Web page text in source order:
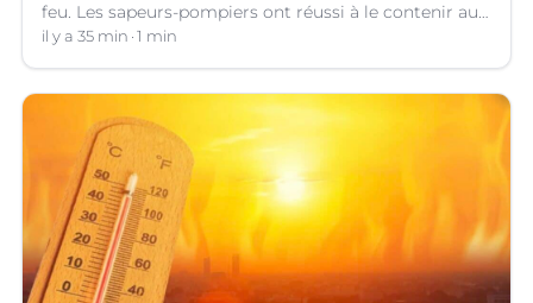
feu. Les sapeurs-pompiers ont réussi à le contenir au
niveau de la buanderie.
il y a 35 min 1 min